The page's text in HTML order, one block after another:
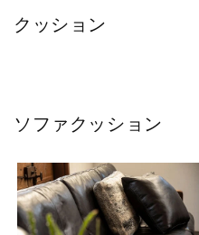
クッション
ソファクッション